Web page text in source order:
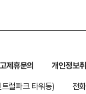
제휴문의
개인정보
럴파크 타워동)
전